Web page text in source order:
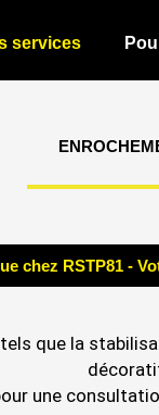
services
chez RSTP81 -
que la
une